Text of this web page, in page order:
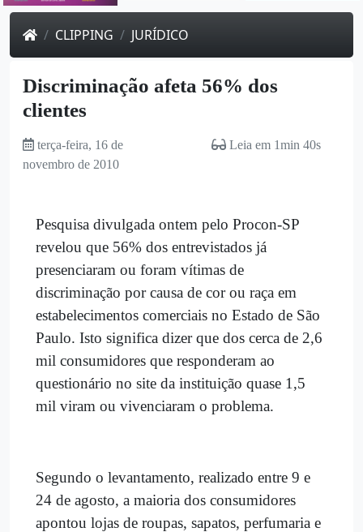
CLIPPING JURÍDICO
Discriminação afeta 56% dos
clientes
terça-feira, 16 de
novembro de 2010
Leia em 1min 40s
Pesquisa divulgada ontem pelo Procon-SP
revelou que 56% dos entrevistados já
presenciaram ou foram vítimas de
discriminação por causa de cor ou raça em
estabelecimentos comerciais no Estado de São
Paulo. Isto significa dizer que dos cerca de 2,6
mil consumidores que responderam ao
questionário no site da instituição quase 1,5
mil viram ou vivenciaram o problema.
Segundo o levantamento, realizado entre 9 e
24 de agosto, a maioria dos consumidores
apontou lojas de roupas, sapatos, perfumaria e